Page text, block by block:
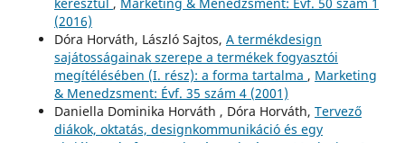
(2016)
Dóra Horváth, László Sajtos, A termékdesign
sajátosságainak szerepe a termékek fogyasztói
megítélésében (I. rész): a forma tartalma , Marketing
& Menedzsment: Évf. 35 szám 4 (2001)
Daniella Dominika Horváth , Dóra Horváth, Tervező
diákok, oktatás, designkommunikáció és egy